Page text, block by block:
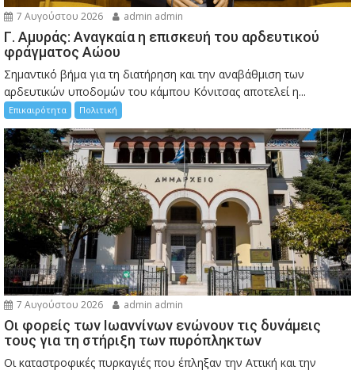
7 Αυγούστου 2026 admin admin
Γ. Αμυράς: Αναγκαία η επισκευή του αρδευτικού
φράγματος Αώου
Σημαντικό βήμα για τη διατήρηση και την αναβάθμιση των
αρδευτικών υποδομών του κάμπου Κόνιτσας αποτελεί η...
Επικαιρότητα Πολιτική
7 Αυγούστου 2026 admin admin
Οι φορείς των Ιωαννίνων ενώνουν τις δυνάμεις
τους για τη στήριξη των πυρόπληκτων
Οι καταστροφικές πυρκαγιές που έπληξαν την Αττική και την